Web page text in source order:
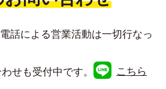
話による営業活動は一切行なっ
せも受付中です。
こちら